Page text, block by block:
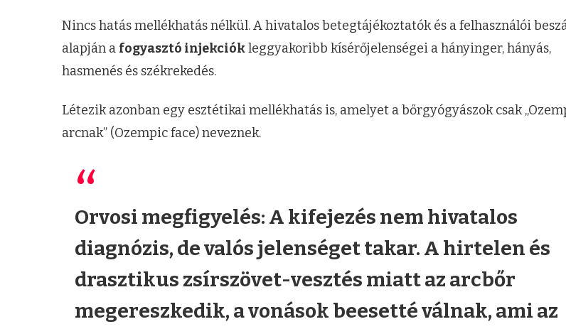
Nincs hatás mellékhatás nélkül. A hivatalos betegtájékoztatók és a felhasználói
alapján a fogyasztó injekciókleggyakoribb kísérőjelenségei a hányinger, hányás,
hasmenés és székrekedés.
Létezik azonban egy esztétikai mellékhatás is, amelyet a bőrgyógyászok csak
arcnak” (Ozempic face) neveznek.
Orvosi megfigyelés: A kifejezés nem hivatalos
diagnózis, de valós jelenséget takar. A hirtelen és
drasztikus zsírszövet-vesztés miatt az arcbőr
megereszkedik, a vonások beesetté válnak, ami az